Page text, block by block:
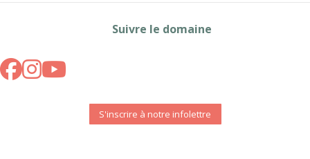
Suivre le domaine
S'inscrire à notre infolettre